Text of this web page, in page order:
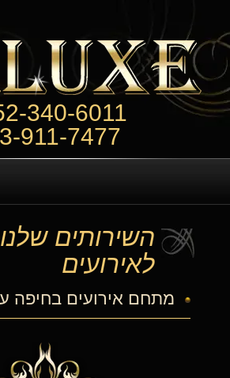
340-6011
911-7477
השירותים שלנו
לאירועים
מתחם אירועים בחיפה עד 200